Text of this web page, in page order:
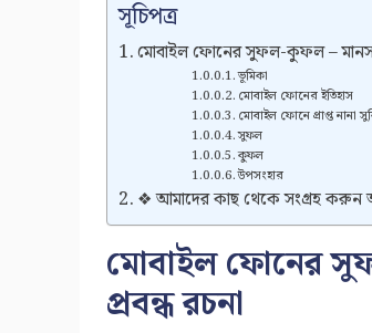
সূচিপত্র
মোবাইল ফোনের সুফল-কুফল – মানস
ভূমিকা
মোবাইল ফোনের ইতিহাস
মোবাইল ফোনে প্রাপ্ত নানা
সুফল
কুফল
উপসংহার
❖ আমাদের কাছ থেকে সংগ্রহ করুন
মোবাইল ফোনের
প্রবন্ধ রচনা